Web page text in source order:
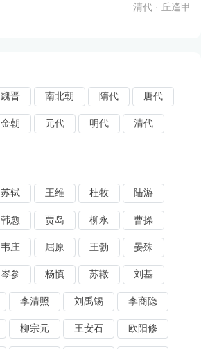
清代 · 丘逢甲
魏晋 南北朝 隋代 唐代
金朝 元代 明代 清代
苏轼 王维 杜牧 陆游
韩愈 贾岛 柳永 曹操
韦庄 屈原 王勃 晏殊
岑参 杨慎 苏辙 刘基
李清照 刘禹锡 李商隐
柳宗元 王安石 欧阳修